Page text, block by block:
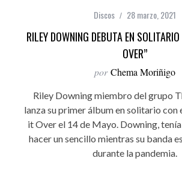
Discos 28 marzo, 2021
RILEY DOWNING DEBUTA EN
OVER”
por Chema Moriñigo
Riley Downing miembro del grupo
lanza su primer álbum en solitario
it Over el 14 de Mayo. Downing,
hacer un sencillo mientras su banda
durante la pandemia.